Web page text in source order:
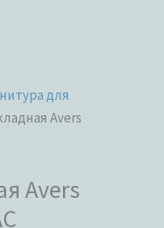
для
Avers
Avers